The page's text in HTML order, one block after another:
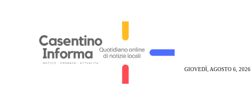
GIOVEDÌ, AGOSTO 6, 2026